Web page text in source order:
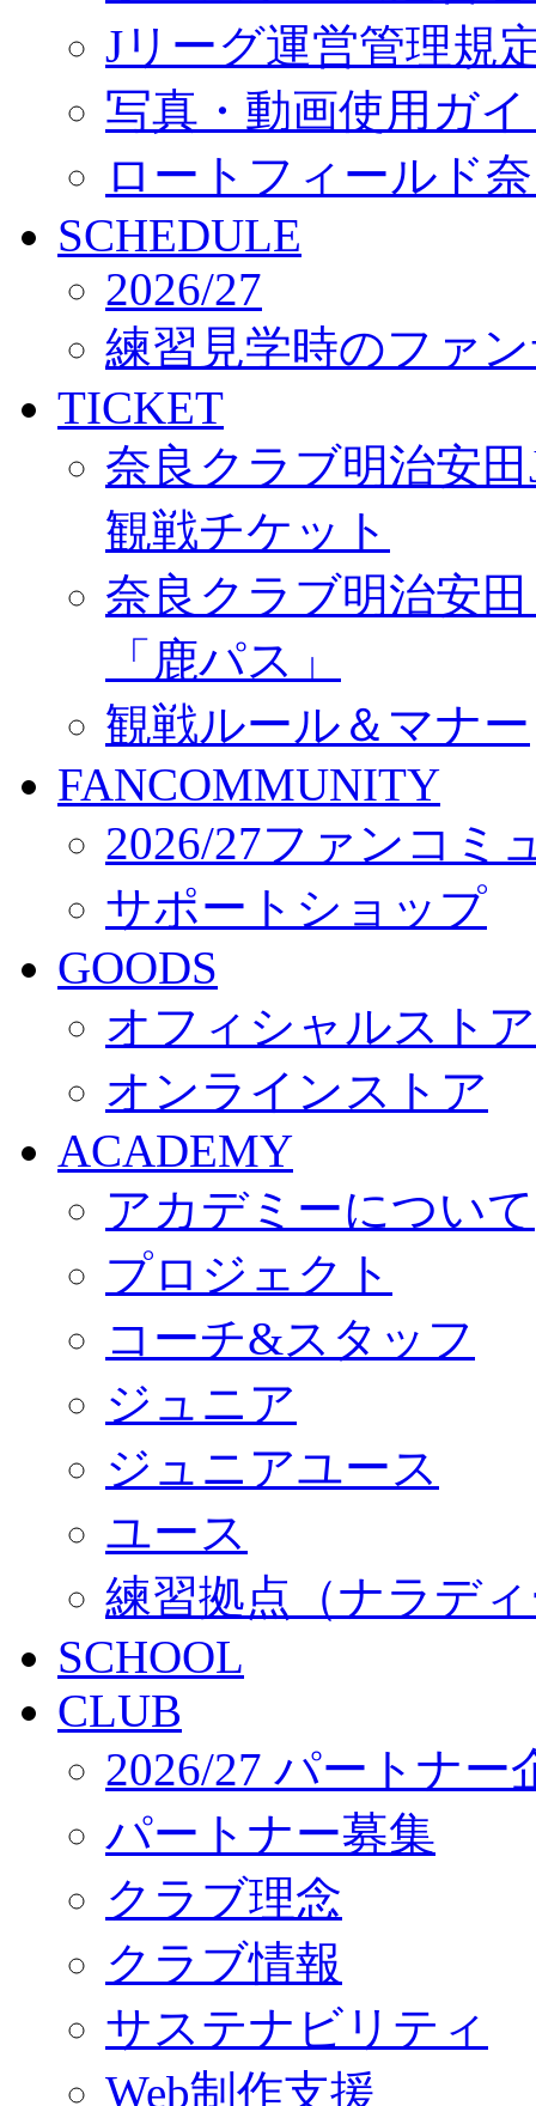
Jリーグ運営管理規
写真・動画使用ガ
ロートフィールド
SCHEDULE
2026/27
練習見学時のファ
TICKET
奈良クラブ明治安
観戦チケット
奈良クラブ明治安
「鹿パス」
観戦ルール＆マナー
FANCOMMUNITY
2026/27ファンコミ
サポートショップ
GOODS
オフィシャルスト
オンラインストア
ACADEMY
アカデミーについて
プロジェクト
コーチ&スタッフ
ジュニア
ジュニアユース
ユース
練習拠点（ナラデ
SCHOOL
CLUB
2026/27 パートナー
パートナー募集
クラブ理念
クラブ情報
サステナビリティ
Web制作支援